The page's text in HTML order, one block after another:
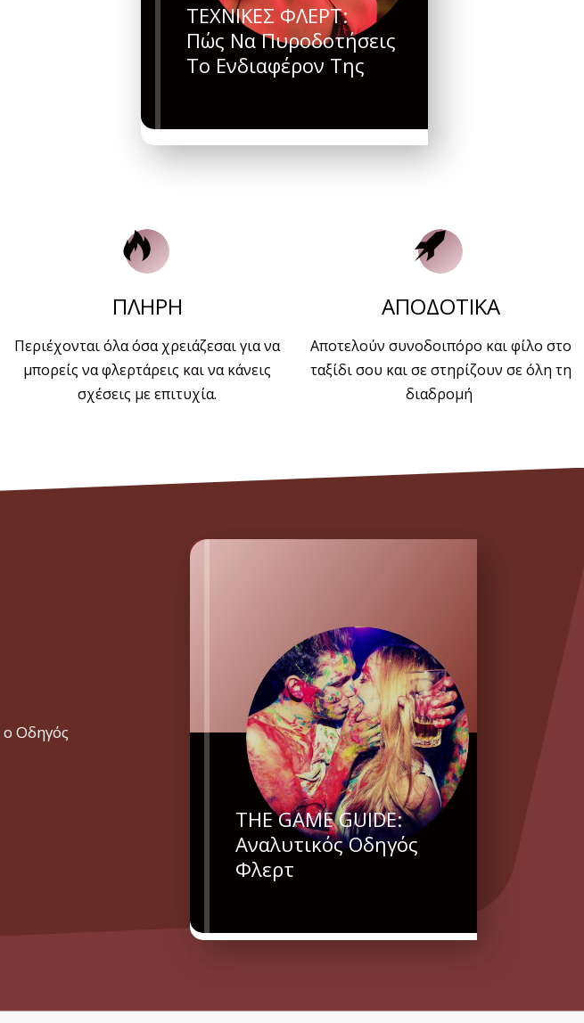
ΤΕΧΝΙΚΕΣ ΦΛΕΡΤ:
Πώς Να Πυροδοτήσεις
Το Ενδιαφέρον Της
ΠΛΗΡΗ
Περιέχονται όλα όσα χρειάζεσαι για να
μπορείς να φλερτάρεις και να κάνεις
σχέσεις με επιτυχία.
ΑΠΟΔΟΤΙΚΑ
Αποτελούν συνοδοιπόρο και φίλο στο
ταξίδι σου και σε στηρίζουν σε όλη τη
διαδρομή
THE GAME GUIDE:
Αναλυτικός Οδηγός
Φλερτ
ο Οδηγός